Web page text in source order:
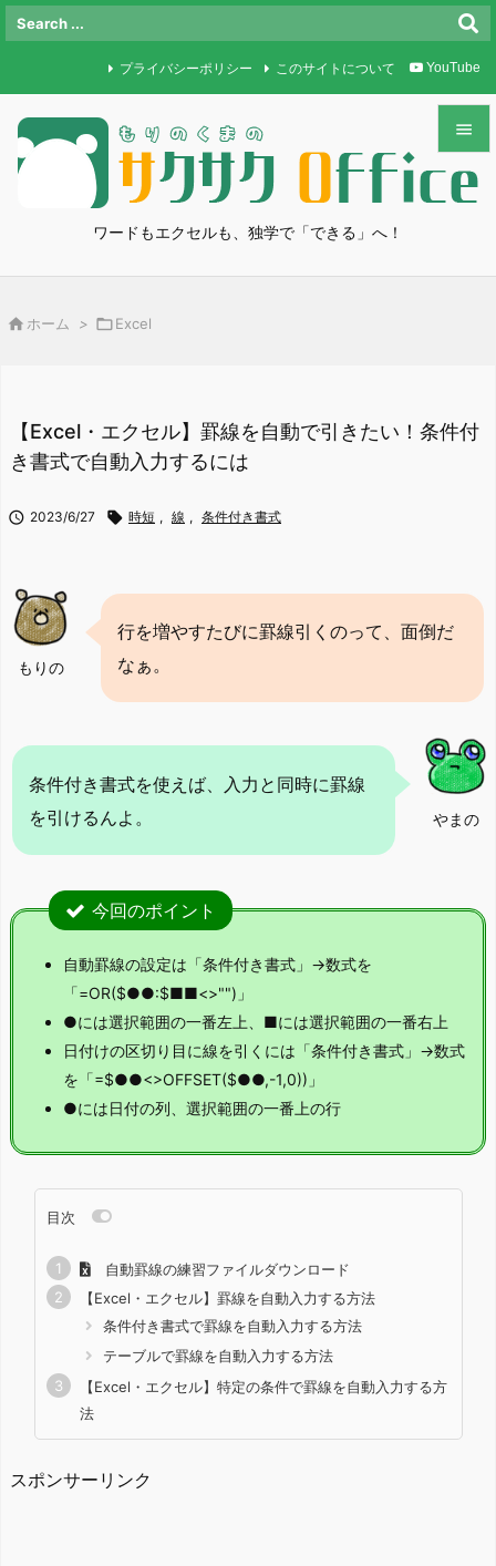
ワードもエクセルも、独学で「できる」へ！


メニュ
検索
プライバシーポリシー このサイトについて YouTube
 ホーム > Excel
【Excel・エクセル】罫線を自動で引きたい！条件付
き書式で自動入力するには
 2023/6/27  時短 , 線 , 条件付き書式
もりの
行を増やすたびに罫線引くのって、面倒だ
なぁ。
やまの
条件付き書式を使えば、入力と同時に罫線
を引けるんよ。
今回のポイント
自動罫線の設定は「条件付き書式」→数式を
「=OR($●●:$■■<>"")」
●には選択範囲の一番左上、■には選択範囲の一番右上
日付けの区切り目に線を引くには「条件付き書式」→数式
を「=$●●<>OFFSET($●●,-1,0))」
●には日付の列、選択範囲の一番上の行
目次
自動罫線の練習ファイルダウンロード
【Excel・エクセル】罫線を自動入力する方法
条件付き書式で罫線を自動入力する方法
テーブルで罫線を自動入力する方法
【Excel・エクセル】特定の条件で罫線を自動入力する方
法
スポンサーリンク